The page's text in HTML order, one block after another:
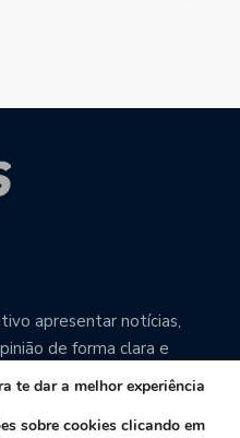
apresentar notícias,
de forma clara e
certeza que o
de informação
te dar a melhor experiência
sobre cookies clicando em